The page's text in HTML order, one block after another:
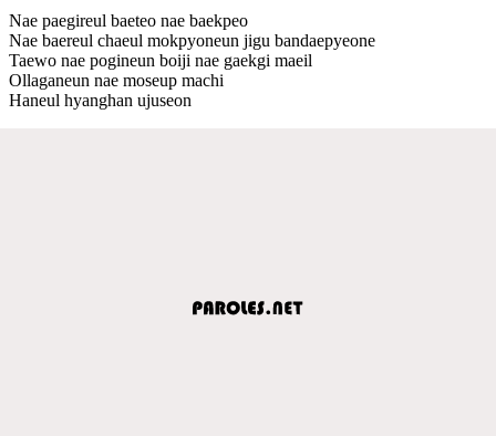
Nae paegireul baeteo nae baekpeo
Nae baereul chaeul mokpyoneun jigu bandaepyeone
Taewo nae pogineun boiji nae gaekgi maeil
Ollaganeun nae moseup machi
Haneul hyanghan ujuseon